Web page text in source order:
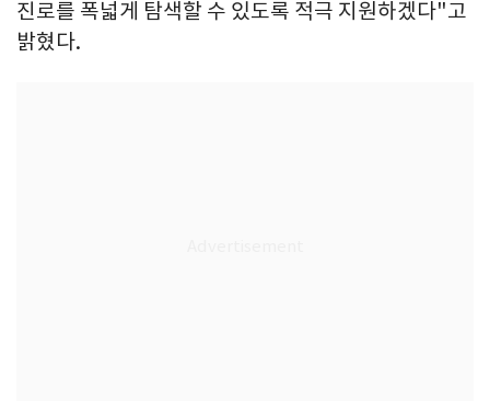
진로를 폭넓게 탐색할 수 있도록 적극 지원하겠다"고
밝혔다.